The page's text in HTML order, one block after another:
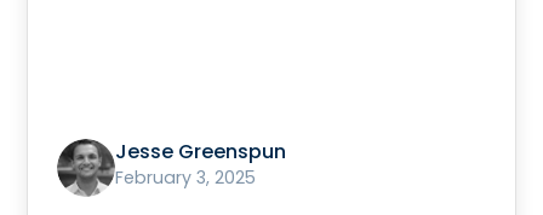
Jesse Greenspun
February 3, 2025